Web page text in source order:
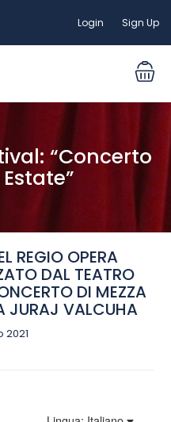
Login Sign Up
“Concerto
REGIO OPERA
DAL TEATRO
DI MEZZA
JURAJ VALCUHA
2021